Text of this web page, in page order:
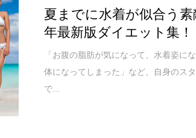
夏までに水着が似合う
年最新版ダイエット集！
「お腹の脂肪が気になって、水着姿に
体になってしまった」など、自身のス
で...